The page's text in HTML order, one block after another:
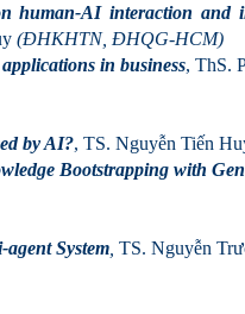
human-AI interaction and
(ĐHKHTN, ĐHQG-HCM)
in business, ThS.
by AI?, TS. Nguyễn Tiến
Bootstrapping with
System TS. Nguyễn